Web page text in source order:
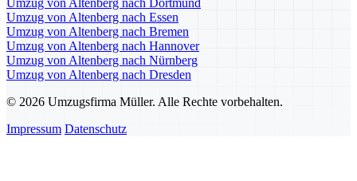
Umzug von Altenberg nach Dortmund
Umzug von Altenberg nach Essen
Umzug von Altenberg nach Bremen
Umzug von Altenberg nach Hannover
Umzug von Altenberg nach Nürnberg
Umzug von Altenberg nach Dresden
© 2026 Umzugsfirma Müller. Alle Rechte vorbehalten.
Impressum Datenschutz